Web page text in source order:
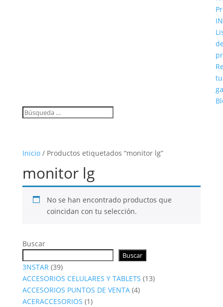
tu
Inicio/ Productos etiquetados “monitor lg”
monitor lg
No se han encontrado productos que
coincidan con tu selección.
Buscar
Buscar
3NSTAR 3939
productos
ACCESORIOS CELULARES Y TABLETS 1313
ACCESORIOS PUNTOS DE VENTA 44
ACERACCESORIOS 11